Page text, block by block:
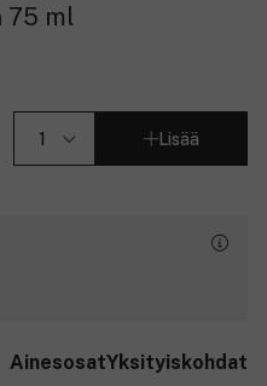
75 ml
Lisää
AinesosatYksityiskohdat